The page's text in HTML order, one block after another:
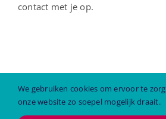
contact met je op.
Copyright 2026 | MetMaya |Cookies|
We gebruiken cookies om ervoor te
onze website zo soepel mogelijk draait.